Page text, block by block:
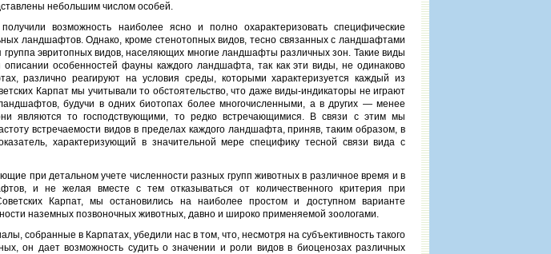
небольшим числом особей.
возможность наиболее ясно и полно охарактеризовать специфические
ландшафтов. Однако, кроме стенотопных видов, тесно связанных с ландшафтами
эвритопных видов, населяющих многие ландшафты различных зон. Такие виды
особенностей фауны каждого ландшафта, так как эти виды, не одинаково
различно реагируют на условия среды, которыми характеризуется каждый из
Карпат мы учитывали то обстоятельство, что даже виды-индикаторы не играют
будучи в одних биотопах более многочисленными, а в других — менее
являются то господствующими, то редко встречающимися. В связи с этим мы
встречаемости видов в пределах каждого ландшафта, приняв, таким образом, в
характеризующий в значительной мере специфику тесной связи вида с
при детальном учете численности разных групп животных в различное время и в
и не желая вместе с тем отказываться от количественного критерия при
Карпат, мы остановились на наиболее простом и доступном варианте
наземных позвоночных животных, давно и широко применяемой зоологами.
собранные в Карпатах, убедили нас в том, что, несмотря на субъективность такого
он дает возможность судить о значении и роли видов в биоценозах различных